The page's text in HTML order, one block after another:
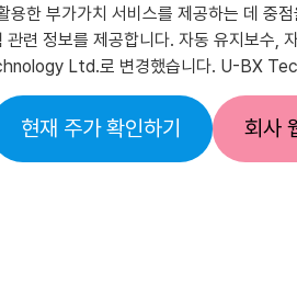
부가가치 서비스를 제공하는 데 중
련 정보를 제공합니다. 자동 유지보수
Ltd.로 변경했습니다. U-BX
현재 주가 확인하기 회사